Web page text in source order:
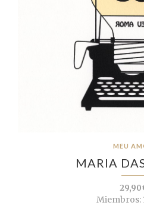
MEU
MARIA
Miembros: